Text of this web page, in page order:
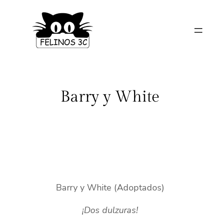
contenido
Barry y White
Barry y White (Adoptados)
¡Dos dulzuras!